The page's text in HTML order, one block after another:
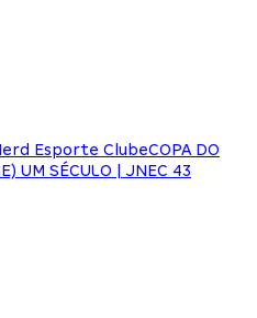
Esporte ClubeCOPA DO
UM SÉCULO | JNEC 43